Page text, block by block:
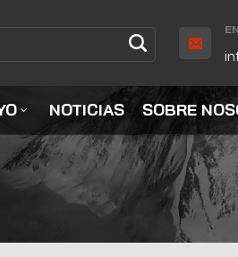
NOTICIAS SOBRE